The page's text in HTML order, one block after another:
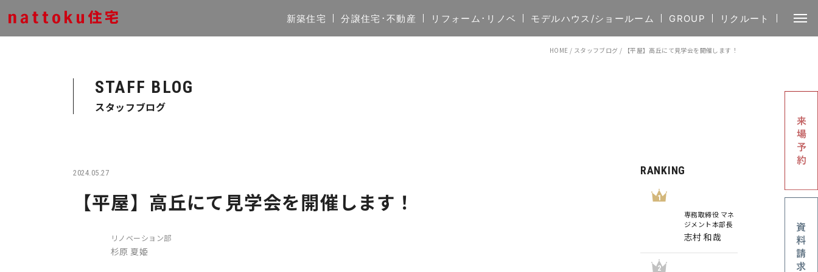
新築住宅 分譲住宅･不動産 リフォーム･リノベ モデルハウス/ショールーム GROUP リクルート
HOME / スタッフブログ / 【平屋】高丘にて見学会を開催します！
STAFF BLOG
スタッフブログ
2024.05.27
【平屋】高丘にて見学会を開催します！
リノベーション部
杉原 夏姫
RANKING
1
専務取締役 マネ
ジメント本部長
志村 和哉
2